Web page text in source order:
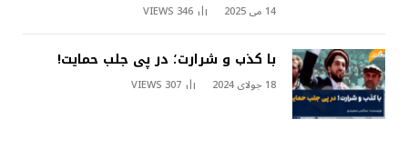
14 می 2025 346
VIEWS
با کذب و شرارت؛ در پی جلب حمایت!
18 جولای 2024 307
VIEWS